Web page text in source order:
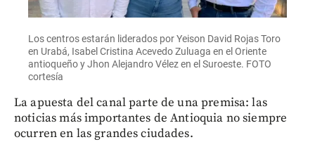
Los centros estarán liderados por Yeison David Rojas Toro
en Urabá, Isabel Cristina Acevedo Zuluaga en el Oriente
antioqueño y Jhon Alejandro Vélez en el Suroeste. FOTO
cortesía
La apuesta del canal parte de una premisa: las
noticias más importantes de Antioquia no siempre
ocurren en las grandes ciudades.